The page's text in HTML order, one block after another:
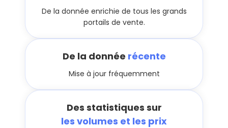
De la donnée enrichie de tous les grands
portails de vente.
De la donnée récente
Mise à jour fréquemment
Des statistiques sur
les volumes et les prix